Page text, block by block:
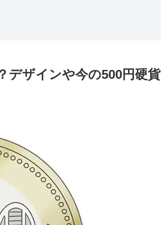
デザインや今の500円硬貨